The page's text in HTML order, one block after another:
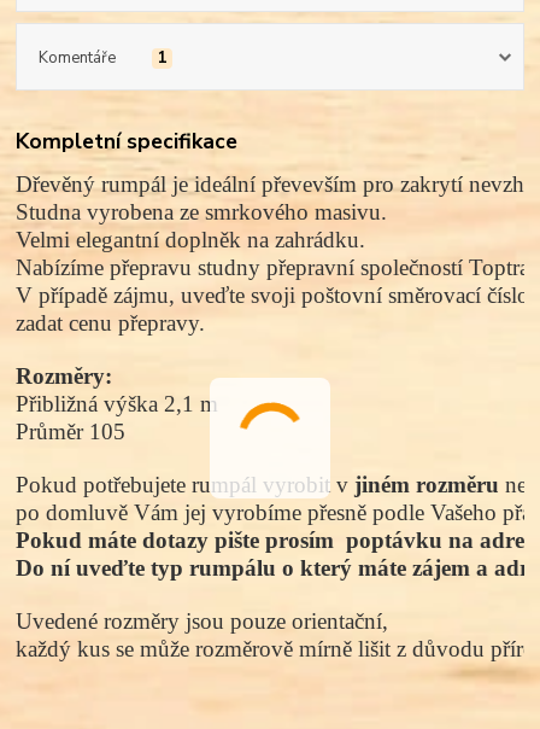
Komentáře 1
Kompletní specifikace
Dřevěný rumpál je ideální převevším pro zakrytí
Studna vyrobena ze smrkového masivu.
Velmi elegantní doplněk na zahrádku.
Nabízíme přepravu studny přepravní společností
V případě zájmu, uveďte svoji poštovní směrovací
zadat cenu přepravy.
Rozměry:
Přibližná výška 2,1 m
Průměr 105
Pokud potřebujete rumpál vyrobit v jiném rozměru
po domluvě Vám jej vyrobíme přesně podle Vašeho
Pokud máte dotazy pište prosím  poptávku na
Do ní uveďte typ rumpálu o který máte zájem a
Uvedené rozměry jsou pouze orientační,
každý kus se může rozměrově mírně lišit z důvodu